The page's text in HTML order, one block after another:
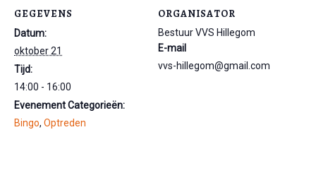
GEGEVENS
Datum:
oktober 21
Tijd:
14:00 - 16:00
Evenement Categorieën:
Bingo, Optreden
ORGANISATOR
Bestuur VVS Hillegom
E-mail
vvs-hillegom@gmail.com